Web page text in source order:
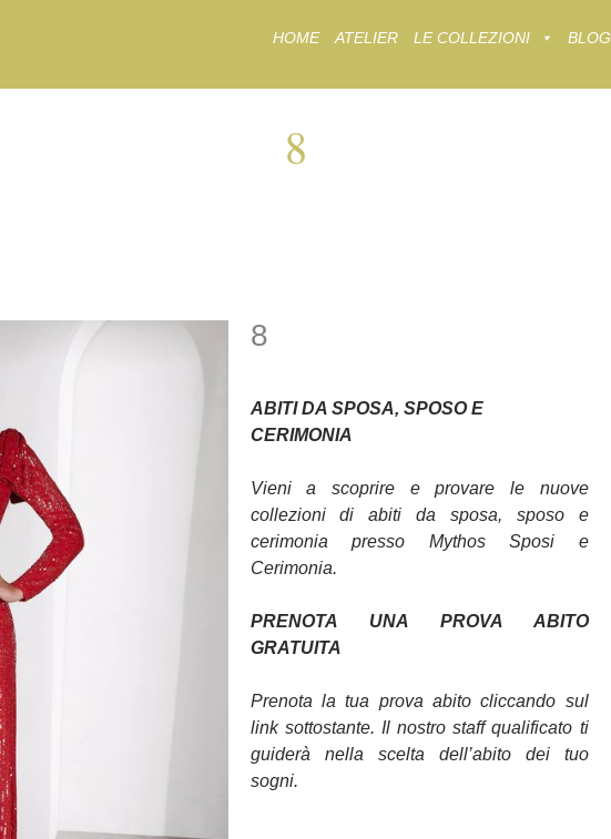
to
HOME ATELIER LE COLLEZIONI BLOG
8
8
ABITI DA SPOSA, SPOSO E
CERIMONIA
Vieni a scoprire e provare le nuove
collezioni di abiti da sposa, sposo e
cerimonia presso Mythos Sposi e
Cerimonia.
PRENOTA UNA PROVA ABITO
GRATUITA
Prenota la tua prova abito cliccando sul
link sottostante. Il nostro staff qualificato ti
guiderà nella scelta dell’abito dei tuo
sogni.